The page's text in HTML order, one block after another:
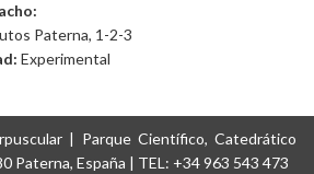
Paterna, 1-2-3
Experimental
| Parque Científico, Catedrático
Paterna, España | TEL: +34 963 543 473